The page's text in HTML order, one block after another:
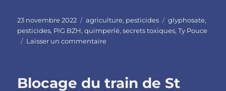
Publié
le
23 novembre 2022 Catégories
agriculture, pesticides Étiquettes
glyphosate,
pesticides, PIG BZH,quimperlé,secrets toxiques,Ty Pouce
Laisser un commentairesur
PIG
Blocage du train de St